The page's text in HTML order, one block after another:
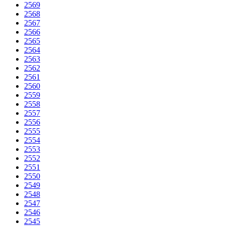
2569
2568
2567
2566
2565
2564
2563
2562
2561
2560
2559
2558
2557
2556
2555
2554
2553
2552
2551
2550
2549
2548
2547
2546
2545